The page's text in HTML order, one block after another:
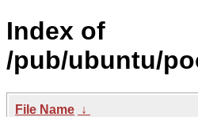
Index of
/pub/ubuntu/
File Name ↓